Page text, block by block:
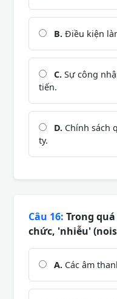
B. Điều kiện
C. Sự công
tiến.
D. Chính sách
ty.
Câu 16: Trong
chức, 'nhiễu'
A. Các âm